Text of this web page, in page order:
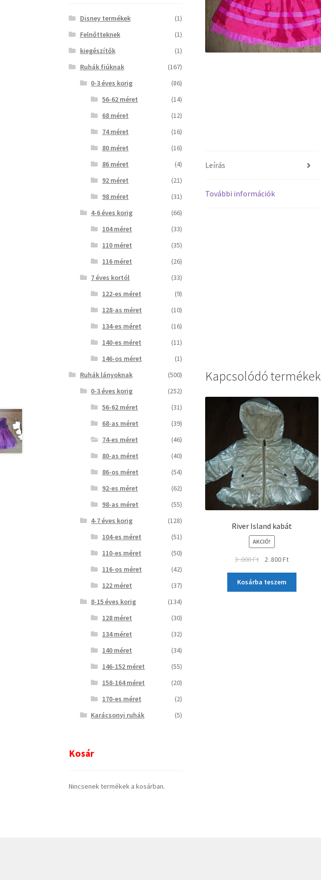
Leírás
További információk
Kapcsolódó termékek
River Island kabát
AKCIÓ!
3 .000Ft 2 .800Ft
Kosárba teszem
Disney termékek
(1)
Felnőtteknek
(1)
kiegészítők
(1)
Ruhák fiúknak
(167)
0-3 éves korig
(86)
56-62 méret
(14)
68 méret
(12)
74 méret
(16)
80 méret
(16)
86 méret
(4)
92 méret
(21)
98 méret
(31)
4-6 éves korig
(66)
104 méret
(33)
110 méret
(35)
116 méret
(26)
7 éves kortól
(33)
122-es méret
(9)
128-as méret
(10)
134-es méret
(16)
140-es méret
(11)
146-os méret
(1)
Ruhák lányoknak
(500)
0-3 éves korig
(252)
56-62 méret
(31)
68-as méret
(39)
74-es méret
(46)
80-as méret
(40)
86-os méret
(54)
92-es méret
(62)
98-as méret
(55)
4-7 éves korig
(128)
104-es méret
(51)
110-es méret
(50)
116-os méret
(42)
122 méret
(37)
8-15 éves korig
(134)
128 méret
(30)
134 méret
(32)
140 méret
(34)
146-152 méret
(55)
158-164 méret
(20)
170-es méret
(2)
Karácsonyi ruhák
(5)
Kosár
Nincsenek termékek a kosárban.